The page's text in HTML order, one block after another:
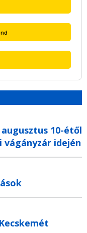
10-étől
idején